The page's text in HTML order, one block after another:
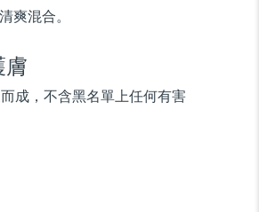
爽混合。
膚
成，不含黑名單上任何有害